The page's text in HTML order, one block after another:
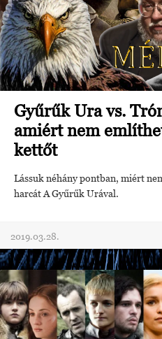
Gyűrűk Ura vs.
amiért nem
kettőt
Lássuk néhány pontban, miért
harcát A Gyűrűk Urával.
2019.03.28.